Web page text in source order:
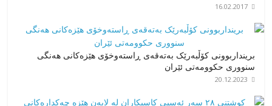
16.02.2017
برینداربوونی کۆڵبەرێک بەتەقەی ڕاستەوخۆی هێزەکانی هەنگی
سنووری حکوومەتی ئێران
20.12.2023